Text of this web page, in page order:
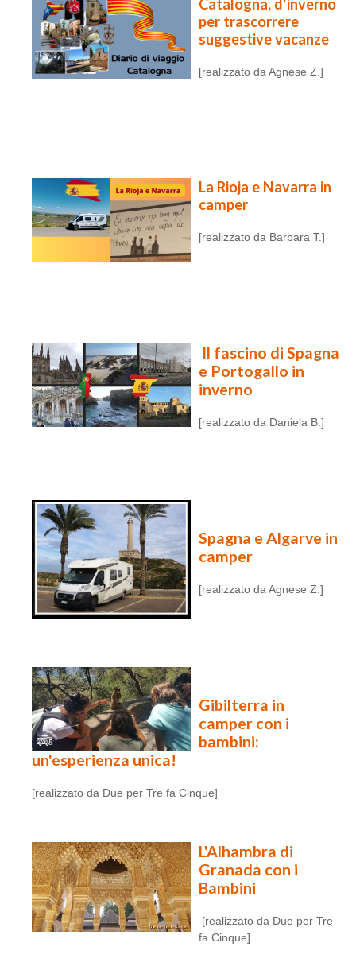
Catalogna, d'inverno
per trascorrere
suggestive vacanze
[realizzato da Agnese Z.]
La Rioja e Navarra in
camper
[realizzato da Barbara T.]
Il fascino di Spagna
e Portogallo in
inverno
[realizzato da Daniela B.]
Spagna e Algarve in
camper
[realizzato da Agnese Z.]
Gibilterra in
camper con i
bambini:
un'esperienza unica!
[realizzato da Due per Tre fa Cinque]
L'Alhambra di
Granada con i
Bambini
[realizzato da Due per Tre
fa Cinque]